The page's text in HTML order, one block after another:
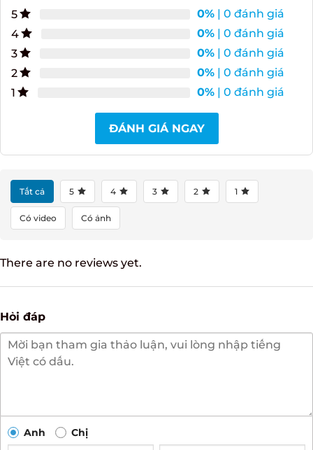
5 0% | 0 đánh giá
4
0% | 0 đánh giá
3
0% | 0 đánh giá
2
0% | 0 đánh giá
1
0% | 0 đánh giá
ĐÁNH GIÁ NGAY
There are no reviews yet.
Hỏi đáp
Chị